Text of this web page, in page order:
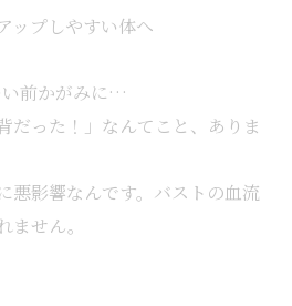
ップしやすい体へ
い前かがみに…
だった！」なんてこと、ありま
悪影響なんです。バストの血流
ません。